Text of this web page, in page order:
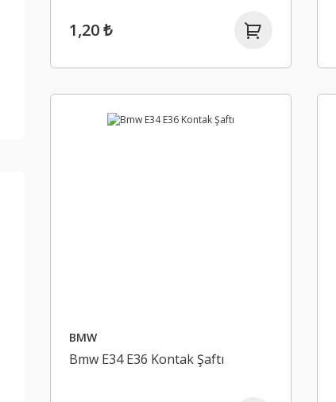
1,20 ₺
BMW
Bmw E34 E36 Kontak Şaftı